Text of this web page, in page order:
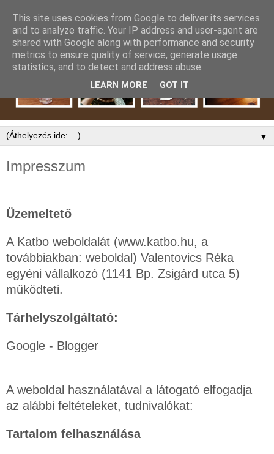
▼
Impresszum
Üzemeltető
A Katbo weboldalát (www.katbo.hu, a
továbbiakban: weboldal) Valentovics Réka
egyéni vállalkozó (1141 Bp. Zsigárd utca 5)
működteti.
Tárhelyszolgáltató:
Google - Blogger
A weboldal használatával a látogató elfogadja
az alábbi feltételeket, tudnivalókat:
Tartalom felhasználása
This site uses cookies from Google to deliver its services
and to analyze traffic. Your IP address and user-agent are
shared with Google along with performance and security
metrics to ensure quality of service, generate usage
statistics, and to detect and address abuse.
LEARN MORE GOT IT